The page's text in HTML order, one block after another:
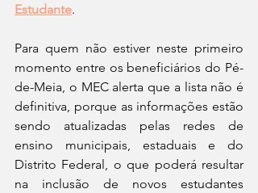
Estudante.
Para quem não estiver neste primeiro
momento entre os beneficiários do Pé-
de-Meia, o MEC alerta que a lista não é
definitiva, porque as informações estão
sendo atualizadas pelas redes de
ensino municipais, estaduais e do
Distrito Federal, o que poderá resultar
na inclusão de novos estudantes